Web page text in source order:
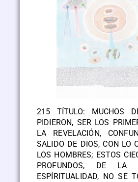
215 TÍTULO: MUCHOS
PIDIERON, SER LOS
LA REVELACIÓN,
SALIDO DE DIOS, CON LO
LOS HOMBRES; ESTOS
PROFUNDOS, DE LA
ESPÍRITUALIDAD, NO SE